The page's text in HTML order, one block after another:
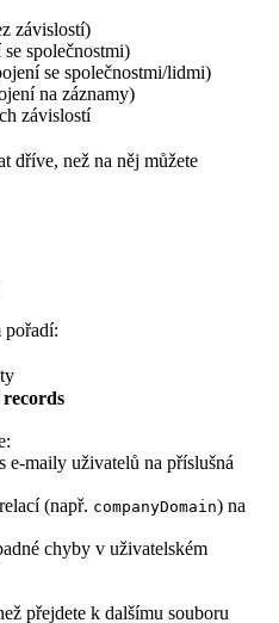
závislostí)
společnostmi)
se společnostmi/lidmi)
na záznamy)
závislostí
dříve, než na něj můžete
pořadí:
e-maily uživatelů na příslušná
(např. companyDomain) na
chyby v uživatelském
přejdete k dalšímu souboru